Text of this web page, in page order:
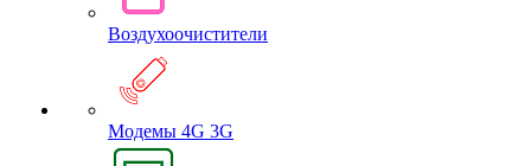
Воздухоочистители
Модемы 4G 3G